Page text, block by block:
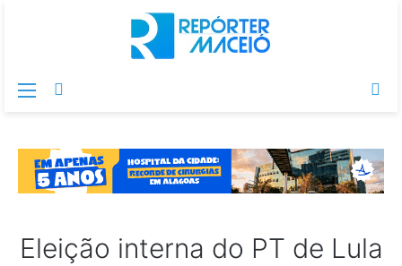
Menu
Eleição interna do PT de Lula